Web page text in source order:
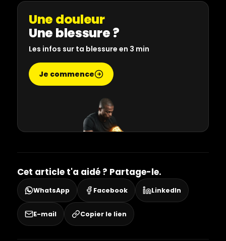
Une douleur
Une blessure ?
Les infos sur ta blessure en 3 min
Je commence
Cet article t'a aidé ? Partage-le.
WhatsApp Facebook LinkedIn
E-mail Copier le lien